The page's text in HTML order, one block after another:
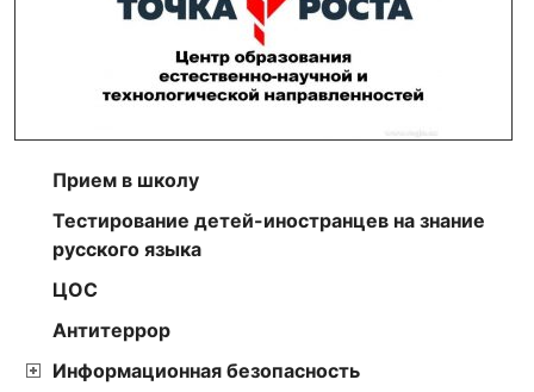
Прием в школу
Тестирование детей-иностранцев на знание
русского языка
ЦОС
Антитеррор
Информационная безопасность